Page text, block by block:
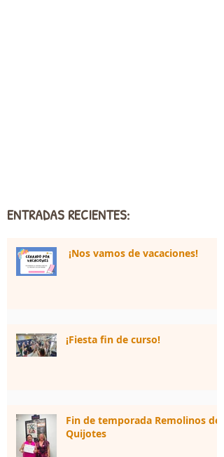
ENTRADAS RECIENTES:
¡Nos vamos de vacaciones!
¡Fiesta fin de curso!
Fin de temporada Remolinos de
Quijotes